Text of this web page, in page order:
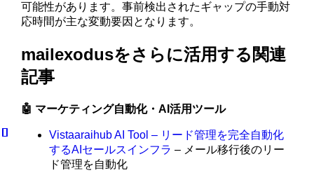
可能性があります。事前検出されたギャップの手動対
応時間が主な変動要因となります。
mailexodusをさらに活用する関連
記事
🤖 マーケティング自動化・AI活用ツール
Vistaaraihub AI Tool – リード管理を完全自動化
するAIセールスインフラ – メール移行後のリー
ド管理を自動化